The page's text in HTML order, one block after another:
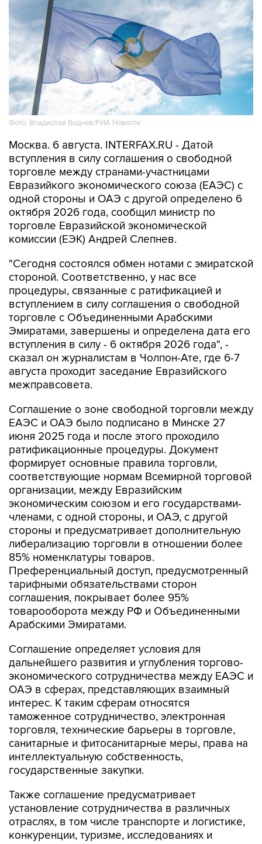
Фото: Владислав Воднев/РИА Новости
Москва. 6 августа. INTERFAX.RU - Датой
вступления в силу соглашения о свободной
торговле между странами-участницами
Евразийкого экономического союза (ЕАЭС) с
одной стороны и ОАЭ с другой определено 6
октября 2026 года, сообщил министр по
торговле Евразийской экономической
комиссии (ЕЭК) Андрей Слепнев.
"Сегодня состоялся обмен нотами с эмиратской
стороной. Соответственно, у нас все
процедуры, связанные с ратификацией и
вступлением в силу соглашения о свободной
торговле с Объединенными Арабскими
Эмиратами, завершены и определена дата его
вступления в силу - 6 октября 2026 года", -
сказал он журналистам в Чолпон-Ате, где 6-7
августа проходит заседание Евразийского
межправсовета.
Соглашение о зоне свободной торговли между
ЕАЭС и ОАЭ было подписано в Минске 27
июня 2025 года и после этого проходило
ратификационные процедуры. Документ
формирует основные правила торговли,
соответствующие нормам Всемирной торговой
организации, между Евразийским
экономическим союзом и его государствами-
членами, с одной стороны, и ОАЭ, с другой
стороны и предусматривает дополнительную
либерализацию торговли в отношении более
85% номенклатуры товаров.
Преференциальный доступ, предусмотренный
тарифными обязательствами сторон
соглашения, покрывает более 95%
товарооборота между РФ и Объединенными
Арабскими Эмиратами.
Соглашение определяет условия для
дальнейшего развития и углубления торгово-
экономического сотрудничества между ЕАЭС и
ОАЭ в сферах, представляющих взаимный
интерес. К таким сферам относятся
таможенное сотрудничество, электронная
торговля, технические барьеры в торговле,
санитарные и фитосанитарные меры, права на
интеллектуальную собственность,
государственные закупки.
Также соглашение предусматривает
установление сотрудничества в различных
отраслях, в том числе транспорте и логистике,
конкуренции, туризме, исследованиях и